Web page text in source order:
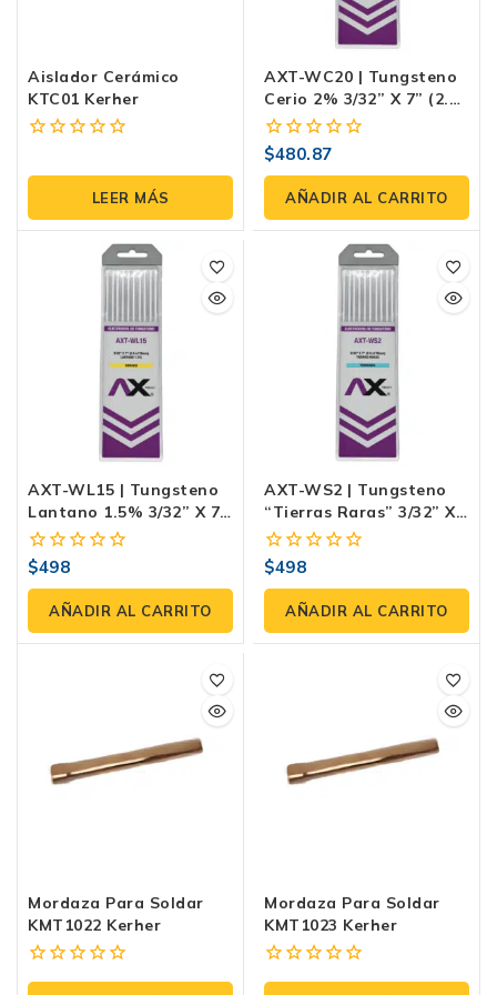
Aislador Cerámico
KTC01 Kerher
fuera
5
LEER MÁS
AXT-WC20 | Tungsteno
Cerio 2% 3/32” X 7” (2.4
× 178 Mm) Para TIG –
Blíster 10 Piezas
0
fuera
5
$480.87
AÑADIR AL CARRITO
AXT-WL15 | Tungsteno
Lantano 1.5% 3/32” X 7”
(2.4 × 178 Mm) Para TIG
– Blíster 10 Piezas
0
fuera
5
$498
AÑADIR AL CARRITO
AXT-WS2 | Tungsteno
“Tierras Raras” 3/32” X
7” (2.4 X 178 Mm) Para
TIG – Blíster 10 Pzas
0
fuera
5
$498
AÑADIR AL CARRITO
Mordaza Para Soldar
KMT1022 Kerher
0
Mordaza Para Soldar
KMT1023 Kerher
0